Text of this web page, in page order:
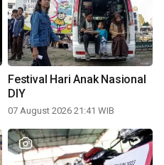
Festival Hari Anak Nasional
DIY
07 August 2026 21:41 WIB